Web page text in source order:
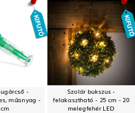
-
műanyag -
Szolár bukszus -
felakasztható - 25 cm - 20
melegfehér LED